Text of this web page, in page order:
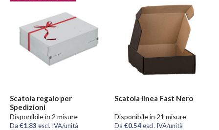
Scatola regalo per
Spedizioni
Disponibile in 2 misure
Da €1.83 escl. IVA/unità
Scatola linea Fast Nero
Disponibile in 21 misure
Da €0.54escl. IVA/unità